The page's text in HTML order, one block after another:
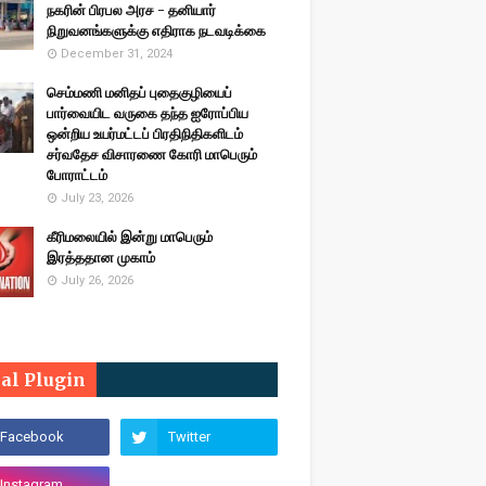
நகரின் பிரபல அரச - தனியார்
நிறுவனங்களுக்கு எதிராக நடவடிக்கை
December 31, 2024
செம்மணி மனிதப் புதைகுழியைப்
பார்வையிட வருகை தந்த ஐரோப்பிய
ஒன்றிய உயர்மட்டப் பிரதிநிதிகளிடம்
சர்வதேச விசாரணை கோரி மாபெரும்
போராட்டம்
July 23, 2026
கீரிமலையில் இன்று மாபெரும்
இரத்ததான முகாம்
July 26, 2026
Plugin